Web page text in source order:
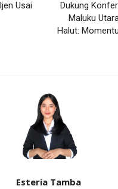
Usai
Dukung
Maluku
Halut:
Esteria Tamba